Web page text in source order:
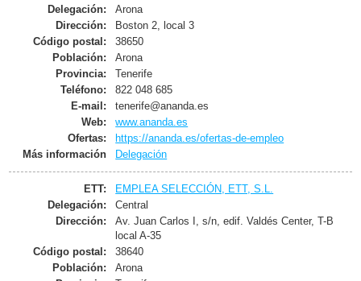
Delegación:
Arona
Dirección:
Boston 2, local 3
Código postal:
38650
Población:
Arona
Provincia:
Tenerife
Teléfono:
822 048 685
E-mail:
tenerife@ananda.es
Web:
www.ananda.es
Ofertas:
https://ananda.es/ofertas-de-empleo
Más información
Delegación
ETT:
EMPLEA SELECCIÓN, ETT, S.L.
Delegación:
Central
Dirección:
Av. Juan Carlos I, s/n, edif. Valdés Center, T-B
local A-35
Código postal:
38640
Población:
Arona